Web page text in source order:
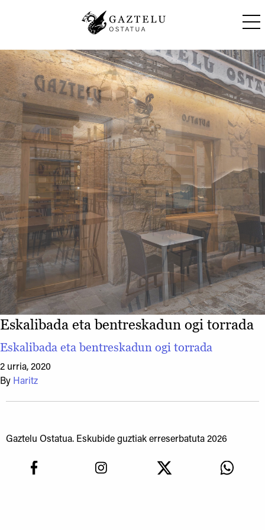
Eskalibada eta bentreskadun ogi torrada
Eskalibada eta bentreskadun ogi torrada
2 urria, 2020
By Haritz
Gaztelu Ostatua. Eskubide guztiak erreserbatuta 2026